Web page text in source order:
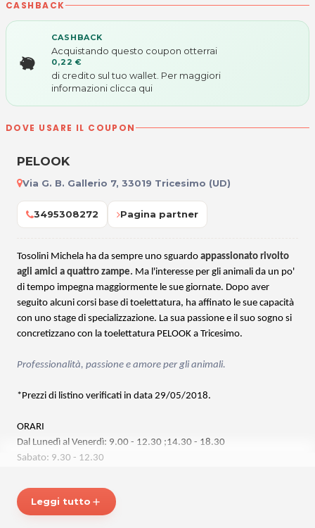
CASHBACK
CASHBACK
Acquistando questo coupon otterrai
0,22 €
di credito sul tuo wallet. Per maggiori
informazioni clicca qui
DOVE USARE IL COUPON
PELOOK
Via G. B. Gallerio 7, 33019 Tricesimo (UD)
3495308272 Pagina partner
Tosolini Michela ha da sempre uno sguardo appassionato rivolto
agli amici a quattro zampe. Ma l'interesse per gli animali da un po'
di tempo impegna maggiormente le sue giornate. Dopo aver
seguito alcuni corsi base di toelettatura, ha affinato le sue capacità
con uno stage di specializzazione. La sua passione e il suo sogno si
concretizzano con la toelettatura PELOOK a Tricesimo.
Professionalità, passione e amore per gli animali.
*Prezzi di listino verificati in data 29/05/2018.
ORARI
Dal Lunedì al Venerdì: 9.00 - 12.30 ;14.30 - 18.30
Sabato: 9.30 - 12.30
PELOOK di Tosolini Michela
Leggi tutto add